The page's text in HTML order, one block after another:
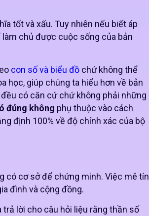
tốt và xấu. Tuy nhiên nếu biết áp
chủ được cuộc sống của bản
con số và biểu đồ chứ không thể
học, giúp chúng ta hiểu hơn về bản
có căn cứ chứ không phải những
đúng không phụ thuộc vào cách
định 100% về độ chính xác của bộ
có cơ sở để chứng minh. Việc mê tín
đình và cộng đồng.
lời cho câu hỏi liệu rằng thần số